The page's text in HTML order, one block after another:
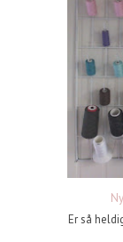
Er så